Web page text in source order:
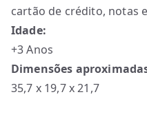
cartão de crédito, notas
Idade:
+3 Anos
Dimensões
35,7 x 19,7 x 21,7